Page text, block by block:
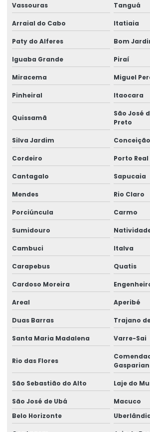
Etiquetas De Papel Couchê Fosco E Brilho
Etiquetas De Preço Para Loja
Etiquetas De Qualidade Com Impressão
Etiquetas Eletrônicas E Impressas
Etiquetas Para Classificação De Produtos
Etiquetas Para Comércio
Etiquetas Para Embalagens De Produtos
Etiquetas Para Embalagens E Produtos
Etiquetas Para Produtos Alimentícios
Etiquetas Para Produtos Artesanais E
Etiquetas Para Produtos Farmacêuticos E
Etiquetas Para Roupas Com Código De
Etiquetas Para Uso Comercial E Industrial
Etiquetas Personalizadas Para Vendas
Etiquetas Proporcionais A Preços Acessíveis
Etiquetas Resistentes À Água E Óleo
Fabricação De Etiquetas Adesivas
Fabricação De Etiquetas De Bopp Metalizado
Fabricante De Etiquetas Para Loja
Vassouras Tanguá
Arraial do Cabo Itatiaia
Paty do Alferes Bom
Iguaba Grande Piraí
Miracema Miguel
Pinheiral Itaocara
Quissamã
São José
Preto
Silva Jardim
Cordeiro Porto Real
Cantagalo Sapucaia
Mendes Rio Claro
Porciúncula Carmo
Sumidouro
Cambuci Italva
Carapebus Quatis
Cardoso Moreira
Areal Aperibé
Duas Barras Trajano
Santa Maria Madalena Varre-Sai
Rio das Flores
Gasparian
São Sebastião do Alto Laje do
São José de Ubá
Macuco
Belo Horizonte